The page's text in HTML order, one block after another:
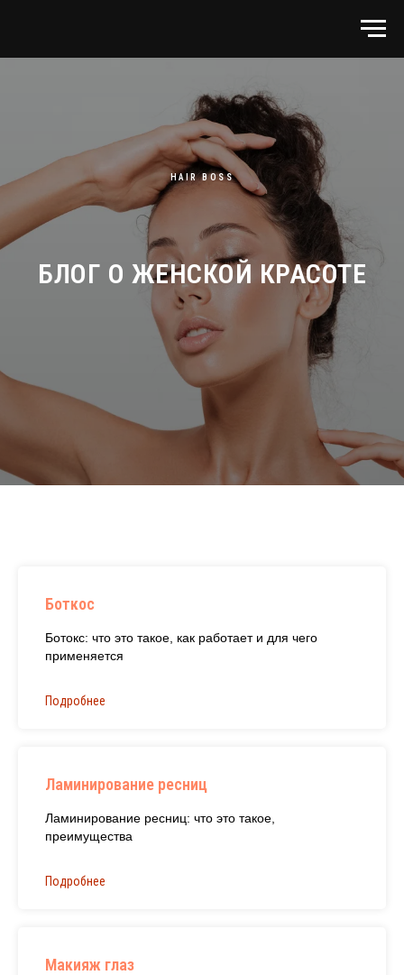
HAIR BOSS
БЛОГ О ЖЕНСКОЙ КРАСОТЕ
Боткос
Ботокс: что это такое, как работает и для чего
применяется
Подробнее
Ламинирование ресниц
Ламинирование ресниц: что это такое,
преимущества
Подробнее
Макияж глаз